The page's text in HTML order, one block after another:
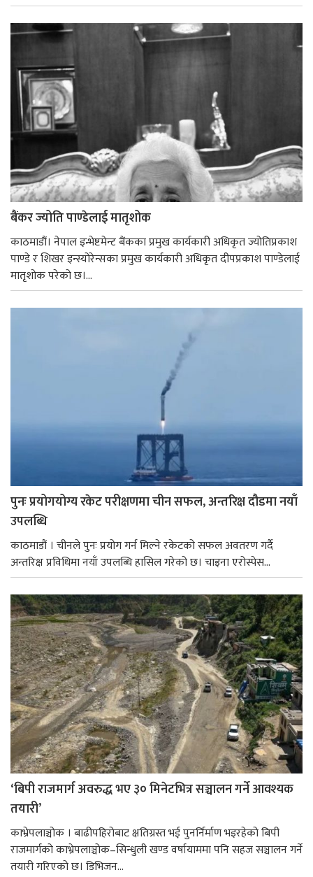
बैंकर ज्योति पाण्डेलाई मातृशोक
काठमाडौं। नेपाल इन्भेष्टमेन्ट बैंकका प्रमुख कार्यकारी अधिकृत ज्योतिप्रकाश
पाण्डे र शिखर इन्स्योरेन्सका प्रमुख कार्यकारी अधिकृत दीपप्रकाश पाण्डेलाई
मातृशोक परेको छ।...
पुनः प्रयोगयोग्य रकेट परीक्षणमा चीन सफल, अन्तरिक्ष दौडमा नयाँ
उपलब्धि
काठमाडौं । चीनले पुनः प्रयोग गर्न मिल्ने रकेटको सफल अवतरण गर्दै
अन्तरिक्ष प्रविधिमा नयाँ उपलब्धि हासिल गरेको छ। चाइना एरोस्पेस...
‘बिपी राजमार्ग अवरुद्ध भए ३० मिनेटभित्र सञ्चालन गर्ने आवश्यक
तयारी’
काभ्रेपलाञ्चोक । बाढीपहिरोबाट क्षतिग्रस्त भई पुनर्निर्माण भइरहेको बिपी
राजमार्गको काभ्रेपलाञ्चोक–सिन्धुली खण्ड वर्षायाममा पनि सहज सञ्चालन गर्ने
तयारी गरिएको छ। डिभिजन...